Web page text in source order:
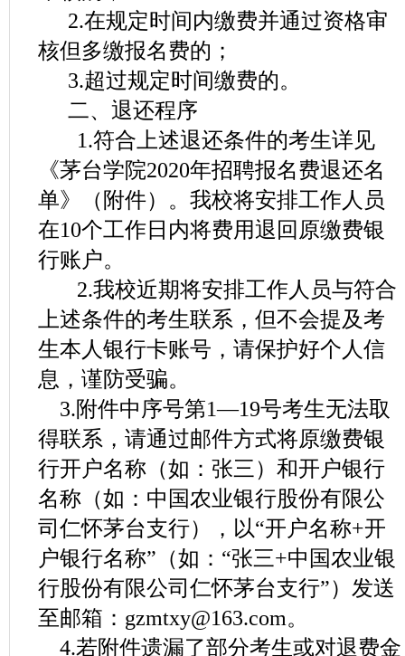
2.在规定时间内缴费并通过资格审
核但多缴报名费的；
3.超过规定时间缴费的。
二、退还程序
1.符合上述退还条件的考生详见
《茅台学院2020年招聘报名费退还名
单》（附件）。我校将安排工作人员
在10个工作日内将费用退回原缴费银
行账户。
2.我校近期将安排工作人员与符合
上述条件的考生联系，但不会提及考
生本人银行卡账号，请保护好个人信
息，谨防受骗。
3.附件中序号第1—19号考生无法取
得联系，请通过邮件方式将原缴费银
行开户名称（如：张三）和开户银行
名称（如：中国农业银行股份有限公
司仁怀茅台支行），以“开户名称+开
户银行名称”（如：“张三+中国农业银
行股份有限公司仁怀茅台支行”）发送
至邮箱： gzmtxy@163.com。
4.若附件遗漏了部分考生或对退费金